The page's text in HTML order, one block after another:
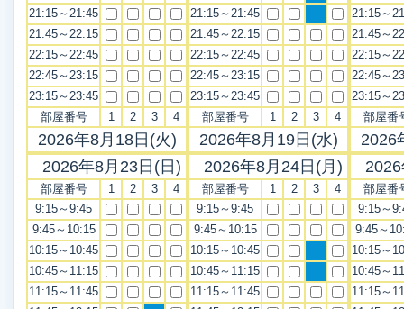
21:15～21:45
21:45～22:15
22:15～22:45
22:45～23:15
23:15～23:45
部屋番号
1 2 3 4
2026年8月18日(火)
21:15～21:45
21:45～22:15
22:15～22:45
22:45～23:15
23:15～23:45
部屋番号
1 2 3 4
2026年8月19日(水)
21:15～
21:45～
22:15～
22:45～
23:15～
部屋番
2026
2026年8月23日(日)
部屋番号 1 2 3
4
9:15～9:45
9:45～10:15
10:15～10:45
10:45～11:15
11:15～11:45
2026年8月24日(月)
部屋番号 1 2 3
4
9:15～9:45
9:45～10:15
10:15～10:45
10:45～11:15
11:15～11:45
部屋番
9:15～
9:45～
10:15～
10:45～
11:15～